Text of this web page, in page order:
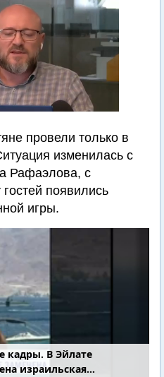
провели только в
изменилась с
Рафаэлова, с
появились
игры.
Юваль Коган найден